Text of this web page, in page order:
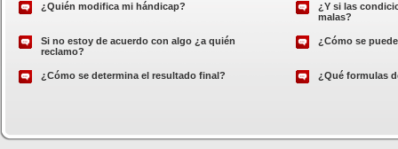
¿Quién modifica mi hándicap?
¿Y si las
malas?
Si no estoy de acuerdo con algo ¿a quién
reclamo?
¿Cómo se
¿Cómo se determina el resultado final? ¿Qué formulas